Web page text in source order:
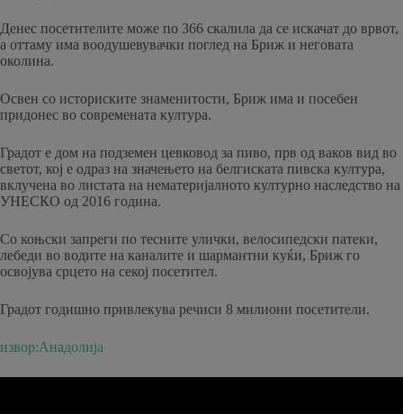
Денес посетителите може по 366 скалила да се искачат до врвот,
а оттаму има воодушевувачки поглед на Бриж и неговата
околина.
Освен со историските знаменитости, Бриж има и посебен
придонес во современата култура.
Градот е дом на подземен цевковод за пиво, прв од ваков вид во
светот, кој е одраз на значењето на белгиската пивска култура,
вклучена во листата на нематеријалното културно наследство на
УНЕСКО од 2016 година.
Со коњски запреги по тесните улички, велосипедски патеки,
лебеди во водите на каналите и шармантни куќи, Бриж го
освојува срцето на секој посетител.
Градот годишно привлекува речиси 8 милиони посетители.
извор:Анадолија